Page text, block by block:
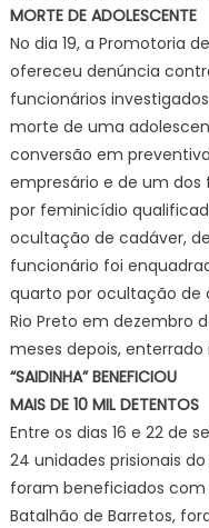
MORTE DE ADOLESCENTE
No dia 19, a Promotoria
ofereceu denúncia
funcionários
morte de uma
conversão em
empresário e de um
por feminicídio
ocultação de cadáver,
funcionário foi
quarto por ocultação de
Rio Preto em dezembro
meses depois, enterrado
“SAIDINHA” BENEFICIOU
MAIS DE 10 MIL DETENTOS
Entre os dias 16 e 22 de
24 unidades prisionais
foram beneficiados com
Batalhão de Barretos,